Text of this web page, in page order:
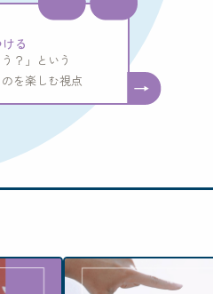
る
？」という
を楽しむ視点
→